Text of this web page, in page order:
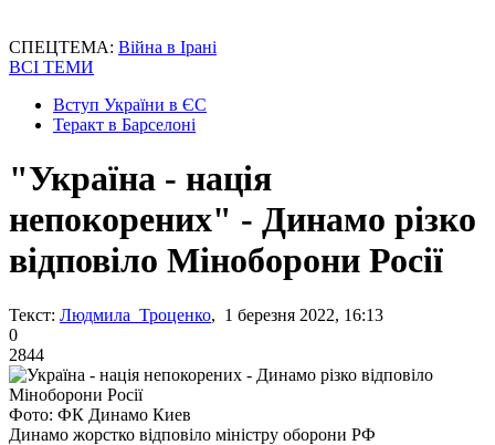
СПЕЦТЕМА: Війна в Ірані
ВСІ ТЕМИ
Вступ України в ЄС
Теракт в Барселоні
"Україна - нація
непокорених" - Динамо різко
відповіло Міноборони Росії
Текст: Людмила Троценко, 1 березня 2022, 16:13
0
2844
Фото: ФК Динамо Киев
Динамо жорстко відповіло міністру оборони РФ